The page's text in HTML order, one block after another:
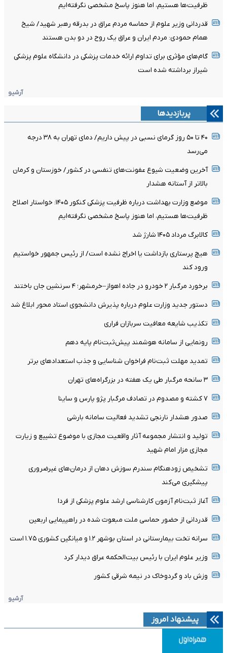
ظرفیت‌ها هستیم، اما هنوز پاسخ مشخصی نگرفته‌ایم
قدردانی وزیر علوم از حماسه مردم عراق در بدرقه رهبر شهید/ شیخ
همام حمودی: مردم ایران و عراق یک روح در دو بدن هستند
گام‌های مؤثری برای تداوم ارائه خدمات پزشکی در دانشگاه علوم پزشکی
شیراز برداشته شده است
آرشیو
پربازدیدها
۴۰ تا ۵۰ روز گرمای نسبی در پیش داریم/ دمای تهران به ۳۸ درجه
می‌رسد
آخرین وضعیت شیوع عفونت‌های تنفسی در کشور/ خوزستان و کرمان
بالاتر از آستانه هشدار
موضع وزارت بهداشت درباره ظرفیت پزشکی کنکور ۱۴۰۵: خواستار اصلاح
ظرفیت‌ها هستیم، اما هنوز پاسخ مشخصی نگرفته‌ایم
کالابرگ مرداد ۱۴۰۵ شارژ شد
هیچ پرستاری بازداشت یا اخراج نشده است/ از رئیس جمهور خواستیم
ورود کند
برخورد مرگبار ۲ خودرو در جاده اهواز–خرمشهر؛ ۴ سرنشین جان باختند
دستور جدید وزارت علوم درباره پذیرش دانشجوی استاد محور ابلاغ شد
تکذیب شایعه معافیت سربازان فراری
رونمایی از سامانه هوشمند پیش‌ثبت‌نام پایه دهم
تمدید مهلت ثبت‌نام فراخوان شناسایی و جذب استعدادهای برتر
۳ سانحه مرگبار طی یک هفته در بزرگراه‌های تهران
۷ کشته و مصدوم در تصادف مرگبار پژو پارس و ساینا
صدور هشدار نارنجی تشدید فعالیت سامانه بارشی
تولید و انتشار مجموعه آثار واقعیت مجازی با موضوع تشییع و زیارت
مجازی مزار امام شهید
تشخیص زودهنگام سندرم سوزش دهان از درمان‌های غیرضروری
پیشگیری می‌کند
آغاز ثبت‌نام‌ آزمون کارشناسی ارشد علوم پزشکی از فردا
قدردانی از حضور حماسی ملت مبعوث شده در راهپیمایی اربعین
سرانه تخت بیمارستانی در استان بوشهر ۱.۲ و میانگین کشوری ۱.۷۵ است
وزیر علوم ایران با رئیس بیت‌الحکمه عراق دیدار کرد
وزش باد و گردوخاک در نیمه شرقی کشور
آرشیو
پیشنهاد امروز